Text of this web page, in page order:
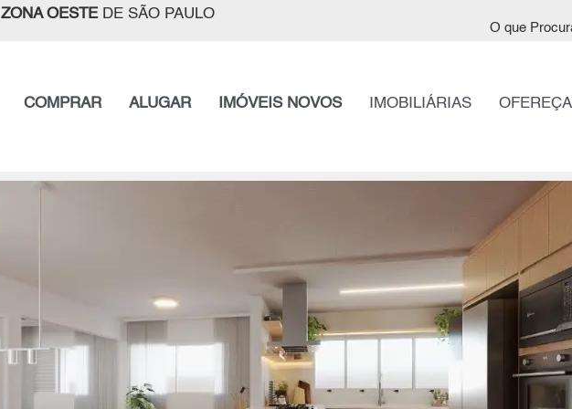
ZONA OESTEDE SÃO PAULO
O que
COMPRAR ALUGAR IMÓVEIS NOVOS IMOBILIÁRIAS